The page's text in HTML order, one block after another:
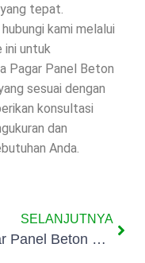
tepat.
kami melalui
ini untuk
Pagar Panel Beton
sesuai dengan
konsultasi
dan
Anda.
SELANJUTNYA
Pagar Panel Beton Precast Lopang Kota Serang